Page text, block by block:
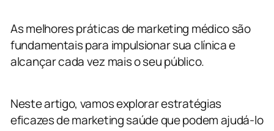
As melhores práticas de marketing médico são
fundamentais para impulsionar sua clínica e
alcançar cada vez mais o seu público.
Neste artigo, vamos explorar estratégias
eficazes de marketing saúde que podem ajudá-lo